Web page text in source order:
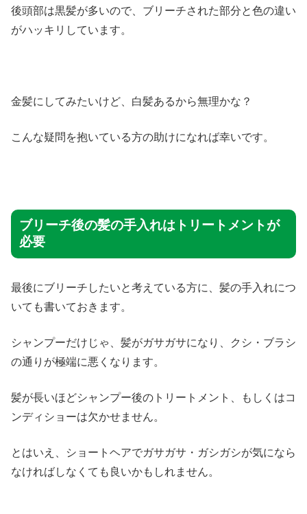
後頭部は黒髪が多いので、ブリーチされた部分と色の違い
がハッキリしています。
金髪にしてみたいけど、白髪あるから無理かな？
こんな疑問を抱いている方の助けになれば幸いです。
ブリーチ後の髪の手入れはトリートメントが
必要
最後にブリーチしたいと考えている方に、髪の手入れにつ
いても書いておきます。
シャンプーだけじゃ、髪がガサガサになり、クシ・ブラシ
の通りが極端に悪くなります。
髪が長いほどシャンプー後のトリートメント、もしくはコ
ンディショーは欠かせません。
とはいえ、ショートヘアでガサガサ・ガシガシが気になら
なければしなくても良いかもしれません。